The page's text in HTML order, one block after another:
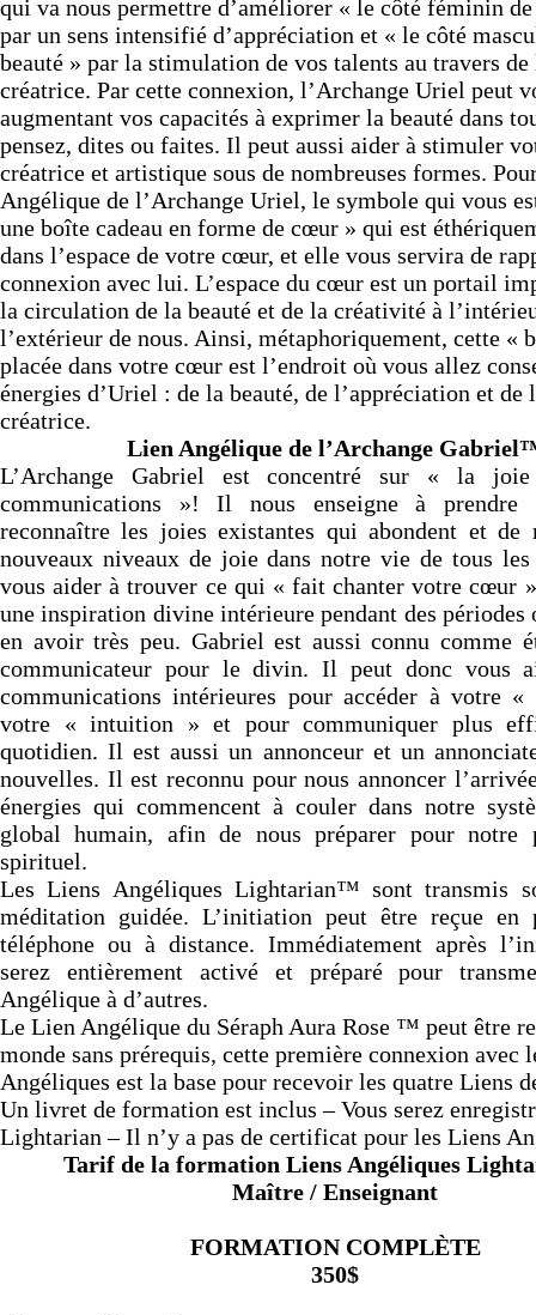
qui va nous permettre d’améliorer « le côté féminin
par un sens intensifié d’appréciation et « le côté
beauté » par la stimulation de vos talents au travers de
créatrice. Par cette connexion, l’Archange Uriel peut
augmentant vos capacités à exprimer la beauté dans
pensez, dites ou faites. Il peut aussi aider à stimuler
créatrice et artistique sous de nombreuses formes.
Angélique de l’Archange Uriel, le symbole qui vous
une boîte cadeau en forme de cœur » qui est
dans l’espace de votre cœur, et elle vous servira de
connexion avec lui. L’espace du cœur est un portail
la circulation de la beauté et de la créativité à
l’extérieur de nous. Ainsi, métaphoriquement, cette «
placée dans votre cœur est l’endroit où vous allez
énergies d’Uriel : de la beauté, de l’appréciation et de
créatrice.
Lien Angélique de l’Archange
L’Archange Gabriel est concentré sur « la
communications »! Il nous enseigne à
reconnaître les joies existantes qui abondent et de
nouveaux niveaux de joie dans notre vie de tous
vous aider à trouver ce qui « fait chanter votre cœur
une inspiration divine intérieure pendant des périodes
en avoir très peu. Gabriel est aussi connu comme
communicateur pour le divin. Il peut donc vous
communications intérieures pour accéder à votre
votre « intuition » et pour communiquer plus
quotidien. Il est aussi un annonceur et un
nouvelles. Il est reconnu pour nous annoncer
énergies qui commencent à couler dans notre
global humain, afin de nous préparer pour notre
spirituel.
Les Liens Angéliques Lightarian™ sont transmis
méditation guidée. L’initiation peut être reçue en
téléphone ou à distance. Immédiatement après
serez entièrement activé et préparé pour
Angélique à d’autres.
Le Lien Angélique du Séraph Aura Rose ™ peut être
monde sans prérequis, cette première connexion avec
Angéliques est la base pour recevoir les quatre Liens
Un livret de formation est inclus – Vous serez
Lightarian – Il n’y a pas de certificat pour les Liens
Tarif de la formation Liens Angéliques
Maître / Enseignant
FORMATION COMPLÈTE
350$